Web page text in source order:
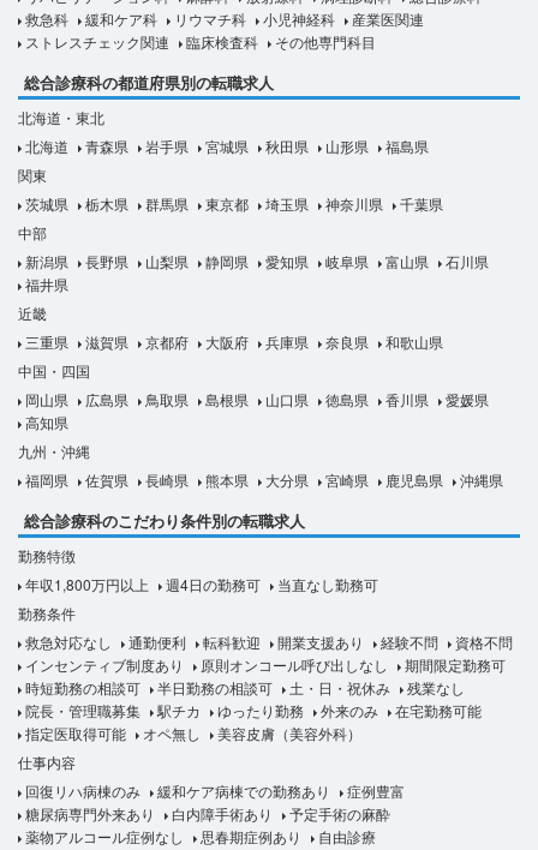
救急科
緩和ケア科 リウマチ科 小児神経科
産業医関連
ストレスチェック関連
臨床検査科 その他専門科目
総合診療科の都道府県別の転職求人
北海道・東北
北海道
青森県 岩手県 宮城県 秋田県 山形県
福島県
関東
茨城県
栃木県 群馬県 東京都 埼玉県 神奈川県
千葉県
中部
新潟県
長野県 山梨県 静岡県 愛知県 岐阜県 富山県
石川県
福井県
近畿
三重県
滋賀県 京都府 大阪府 兵庫県 奈良県
和歌山県
中国・四国
岡山県
広島県 鳥取県 島根県 山口県 徳島県 香川県
愛媛県
高知県
九州・沖縄
福岡県
佐賀県 長崎県 熊本県 大分県 宮崎県 鹿児島県 沖縄県
総合診療科のこだわり条件別の転職求人
勤務特徴
年収1,800万円以上
週4日の勤務可
当直なし勤務可
勤務条件
救急対応なし
通勤便利 転科歓迎 開業支援あり 経験不問
資格不問
インセンティブ制度あり
原則オンコール呼び出しなし
期間限定勤務可
時短勤務の相談可
半日勤務の相談可 土・日・祝休み
残業なし
院長・管理職募集
駅チカ ゆったり勤務 外来のみ
在宅勤務可能
指定医取得可能
オペ無し
美容皮膚（美容外科）
仕事内容
回復リハ病棟のみ
緩和ケア病棟での勤務あり
症例豊富
糖尿病専門外来あり
白内障手術あり
予定手術の麻酔
薬物アルコール症例なし
思春期症例あり 自由診療